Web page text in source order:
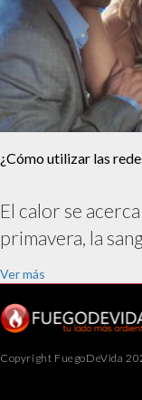
¿Cómo utilizar las
El calor se
primavera, la
Ver más
Copyright FuegoDeVida